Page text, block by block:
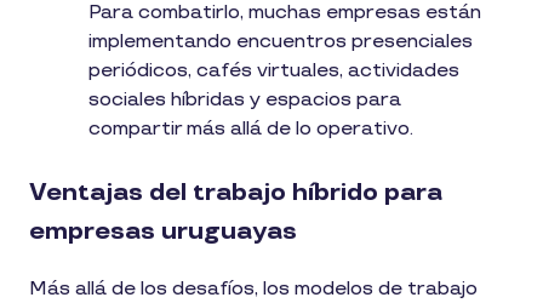
Para combatirlo, muchas empresas están
implementando encuentros presenciales
periódicos, cafés virtuales, actividades
sociales híbridas y espacios para
compartir más allá de lo operativo.
Ventajas del trabajo híbrido para
empresas uruguayas
Más allá de los desafíos, los modelos de trabajo